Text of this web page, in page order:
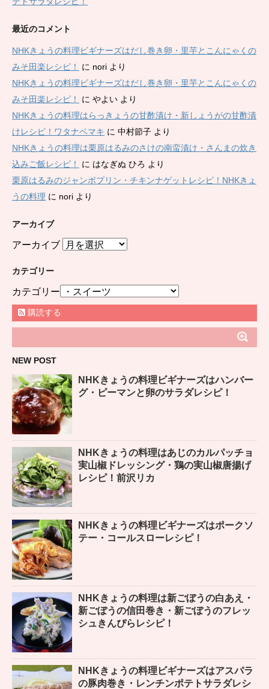
最近のコメント
NHKきょうの料理ビギナーズはだし巻き卵・里芋とこんにゃくの
みそ田楽レシピ！
に nori より
NHKきょうの料理ビギナーズはだし巻き卵・里芋とこんにゃくの
みそ田楽レシピ！
に やよい より
NHKきょうの料理はらっきょうの甘酢漬け・新しょうがの甘酢漬
けレシピ！ワタナベマキ に 中村節子 より
NHKきょうの料理は栗原はるみのさけの南蛮漬け・さんまの炊き
込みご飯レシピ！
に はなぎぬ ひろ より
栗原はるみのジャンボプリン・チキンナゲットレシピ！NHKきょ
うの料理 に nori より
アーカイブ
アーカイブ
カテゴリー
カテゴリー
購読する
NEW POST
NHKきょうの料理ビギナーズはハンバー
グ・ピーマンと卵のサラダレシピ！
NHKきょうの料理はあじのカルパッチョ
実山椒ドレッシング・鶏の実山椒唐揚げ
レシピ！前沢リカ
NHKきょうの料理ビギナーズはポークソ
テー・コールスローレシピ！
NHKきょうの料理は新ごぼうの白あえ・
新ごぼうの信田巻き・新ごぼうのフレッ
シュきんぴらレシピ！
NHKきょうの料理ビギナーズはアスパラ
の豚肉巻き・レンチンポテトサラダレシ